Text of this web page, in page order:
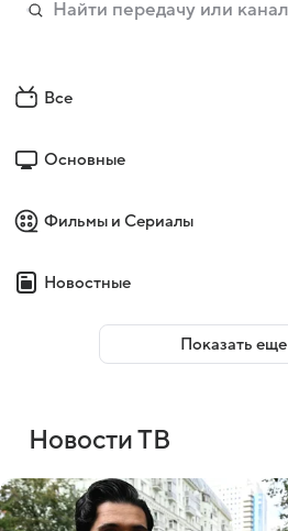
Все
Основные
Фильмы и Сериалы
Новостные
Показать еще
Новости ТВ